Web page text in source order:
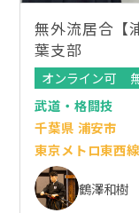
無外流居合【
葉支部
オンライン可
武道・格闘技
千葉県 浦安市
東京メトロ東西
鶴澤和樹